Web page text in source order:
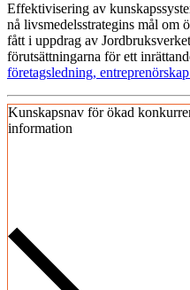
Effektivisering av
nå livsmedelsstrategins mål om
fått i uppdrag av
förutsättningarna för ett
företagsledning,
Kunskapsnav för ökad
information